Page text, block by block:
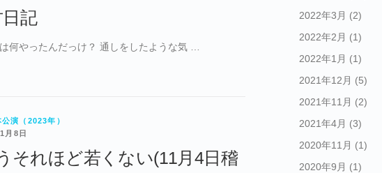
記
何やったんだっけ？ 通しをしたような気 …
演（2023年）
月8日
それほど若くない(11月4日稽
2022年3月 (2)
2022年2月 (1)
2022年1月 (1)
2021年12月 (5)
2021年11月 (2)
2021年4月 (3)
2020年11月 (1)
2020年9月 (1)